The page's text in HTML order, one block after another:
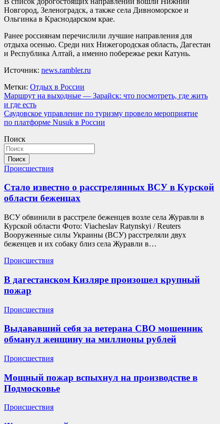
Новгород, Зеленоградск, а также села Дивноморское и
Ольгинка в Краснодарском крае.
Ранее россиянам перечислили лучшие направления для
отдыха осенью. Среди них Нижегородская область, Дагестан
и Республика Алтай, а именно побережье реки Катунь.
Источник: news.rambler.ru
Метки: Отдых в России
Навигация
по
записям
Маршрут на выходные — Зарайск: что посмотреть, где жить
и где есть
Саудовское управление по туризму провело мероприятие
по платформе Nusuk в России
Поиск
Поиск
Происшествия
Стало известно о расстрелянных ВСУ в Курской
области беженцах
ВСУ обвинили в расстреле беженцев возле села Журавли в
Курской области Фото: Viacheslav Ratynskyi / Reuters
Вооруженные силы Украины (ВСУ) расстреляли двух
беженцев и их собаку близ села Журавли в…
Происшествия
В дагестанском Кизляре произошел крупный
пожар
Происшествия
Выдававший себя за ветерана СВО мошенник
обманул женщину на миллионы рублей
Происшествия
Мощный пожар вспыхнул на производстве в
Подмосковье
Происшествия